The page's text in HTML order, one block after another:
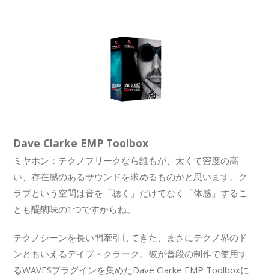
Dave Clarke EMP Toolbox
ミヤホン：テクノフリークなら誰もが、太くて密度の高
い、存在感のあるサウンドを求めるものかと思います。ク
ラブという空間は音を「聴く」だけでなく「体感」するこ
とも醍醐味の1つですからね。
テクノシーンを長い間牽引してきた、まさにテクノ界のド
ンともいえるデイブ・クラーク。彼が普段の制作で使用す
るWAVESプラグインを集めたDave Clarke EMP Toolboxに